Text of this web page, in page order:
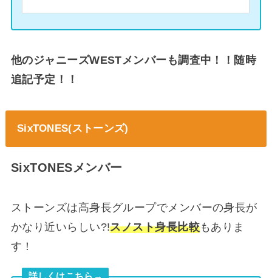
他のジャニーズWESTメンバーも調査中！！随時
追記予定！！
SixTONES(ストーンズ)
SixTONESメンバー
ストーンズは高身長グループでメンバーの身長が
かなり近いらしい?!スノスト身長比較もありま
す！